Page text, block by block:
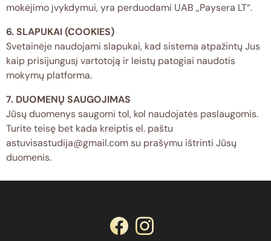
mokėjimo įvykdymui, yra perduodami UAB „Paysera LT“.
6. SLAPUKAI (COOKIES)
Svetainėje naudojami slapukai, kad sistema atpažintų Jus
kaip prisijungusį vartotoją ir leistų patogiai naudotis
mokymų platforma.
7. DUOMENŲ SAUGOJIMAS
Jūsų duomenys saugomi tol, kol naudojatės paslaugomis.
Turite teisę bet kada kreiptis el. paštu
astuvisastudija@gmail.com su prašymu ištrinti Jūsų
duomenis.